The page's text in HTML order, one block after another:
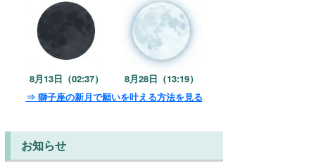
8月13日（02:37）
8月28日（13:19）
⇒ 獅子座の新月で願いを叶える方法を見る
お知らせ